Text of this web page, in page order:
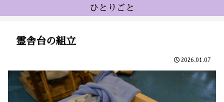
ひとりごと
霊舎台の組立
2026.01.07